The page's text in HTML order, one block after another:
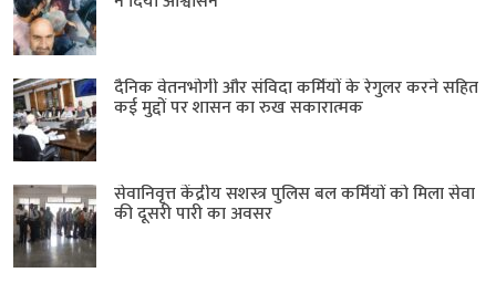
दैनिक वेतनभोगी और संविदा कर्मियों के रेगुलर करने सहित
कई मुद्दों पर शासन का रुख सकारात्मक
सेवानिवृत्त केंद्रीय सशस्त्र पुलिस बल ​कर्मियों को मिला सेवा
की दूसरी पारी का अवसर